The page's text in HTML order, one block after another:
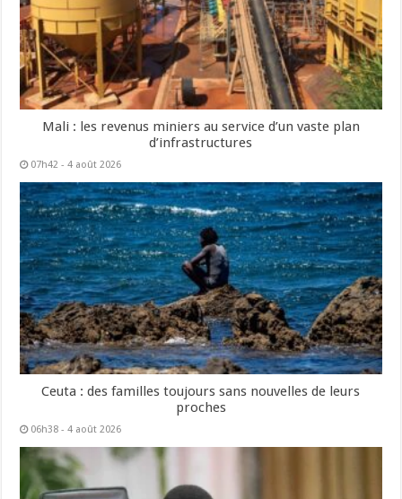
Mali : les revenus miniers au service d’un vaste plan
d’infrastructures
07h42 - 4 août 2026
Ceuta : des familles toujours sans nouvelles de leurs
proches
06h38 - 4 août 2026